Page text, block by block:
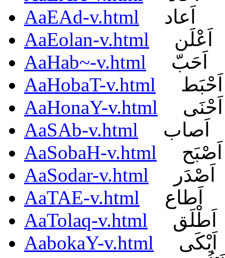
AaEAd-v.html
اَعاد
AaEolan-v.html
اَعْلَن
AaHab~-v.html
اَحَبّ
AaHobaT-v.html
اَحْبَط
AaHonaY-v.html
اَحْنَى
AaSAb-v.html
اَصاب
AaSobaH-v.html
اَصْبَح
AaSodar-v.html
اَصْدَر
AaTAE-v.html
اَطاع
AaTolaq-v.html
اَطْلَق
AabokaY-v.html
اَبْكَى